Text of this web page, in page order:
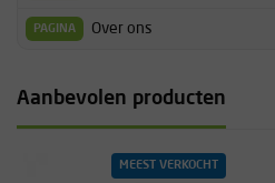
PAGINA Over ons
Aanbevolen producten
MEEST VERKOCHT